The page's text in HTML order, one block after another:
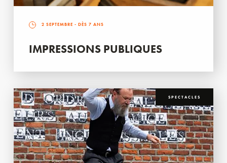
2 SEPTEMBRE - DÈS 7 ANS
IMPRESSIONS PUBLIQUES
SPECTACLES